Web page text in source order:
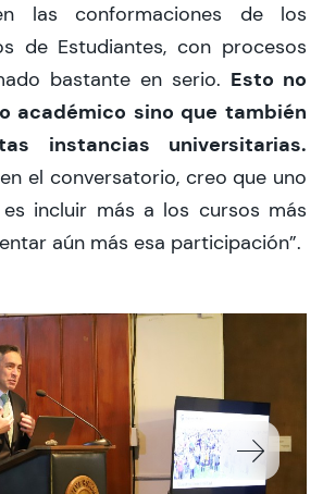
las conformaciones de los
de Estudiantes, con procesos
bastante en serio. Esto no
académico sino que también
instancias universitarias.
el conversatorio, creo que uno
incluir más a los cursos más
aún más esa participación”.